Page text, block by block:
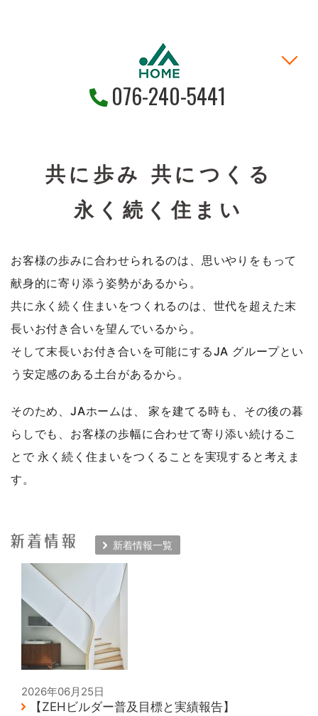
076-240-5441
共に歩み 共につくる
永く続く住まい
お客様の歩みに合わせられるのは、思いやりをもって
献身的に寄り添う姿勢があるから。
共に永く続く住まいをつくれるのは、世代を超えた末
長いお付き合いを望んでいるから。
そして末長いお付き合いを可能にするJA グループとい
う安定感のある土台があるから。
そのため、JAホームは、
家を建てる時も、その後の暮
らしでも、お客様の歩幅に合わせて寄り添い続けるこ
とで 永く続く住まいをつくることを実現すると考えま
す。
新着情報一覧
2026年06月25日
【ZEHビルダー普及目標と実績報告】